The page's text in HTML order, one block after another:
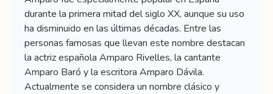
durante la primera mitad del siglo XX, aunque su uso
ha disminuido en las últimas décadas. Entre las
personas famosas que llevan este nombre destacan
la actriz española Amparo Rivelles, la cantante
Amparo Baró y la escritora Amparo Dávila.
Actualmente se considera un nombre clásico y